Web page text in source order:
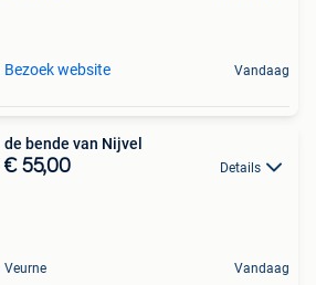
Bezoek website Vandaag
de bende van Nijvel
€ 55,00 Details
Veurne Vandaag